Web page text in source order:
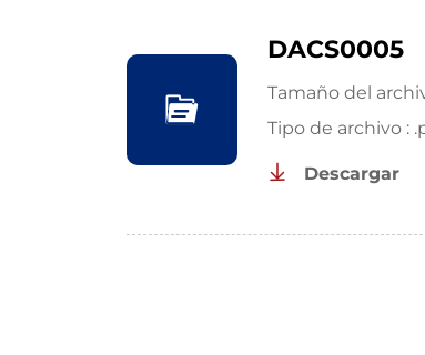
DACS0005
Tamaño del
Tipo de archivo :
Descargar